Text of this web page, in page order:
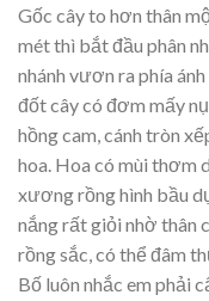
Gốc cây to hơn thân
mét thì bắt đầu phân
nhánh vươn ra phía
đốt cây có đơm mấy
hồng cam, cánh tròn
hoa. Hoa có mùi thơm
xương rồng hình bầu
nắng rất giỏi nhờ thân
rồng sắc, có thể đâm
Bố luôn nhắc em phải